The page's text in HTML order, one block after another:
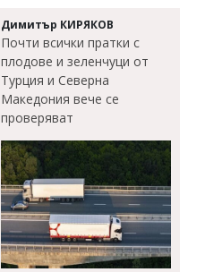
Димитър КИРЯКОВ
Почти всички пратки с
плодове и зеленчуци от
Турция и Северна
Македония вече се
проверяват